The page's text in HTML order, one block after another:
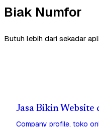
Biak Numfor
Butuh lebih dari sekadar
Jasa Bikin
Company profile, toko